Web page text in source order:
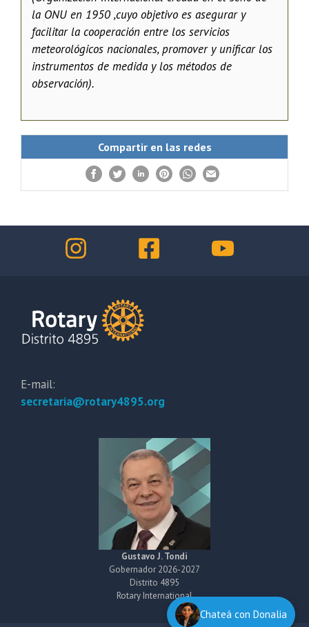
la ONU en 1950 ,cuyo objetivo es asegurar y
facilitar la cooperación entre los servicios
meteorológicos nacionales, promover y unificar los
instrumentos de medida y los métodos de
observación).
Compartir en las redes
E-mail:
secretaria@rotary4895.org
Gustavo J. Tondi
Gobernador 2026-2027
Distrito 4895
Rotary International
Chateá con Donalia